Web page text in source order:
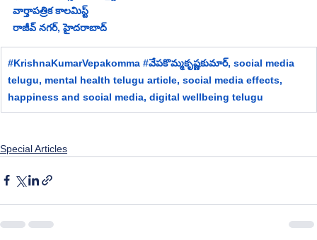
వార్తాపత్రిక కాలమిస్ట్
రాజీవ్ నగర్, హైదరాబాద్
#KrishnaKumarVepakomma #వేపకొమ్మకృష్ణకుమార్, social media
telugu, mental health telugu article, social media effects,
happiness and social media, digital wellbeing telugu
Special Articles